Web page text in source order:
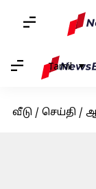
Tamil
வீடு / செய்தி /